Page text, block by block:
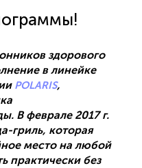
здорового
в линейке
POLARIS,
В феврале 2017 г.
гриль, которая
место на любой
практически без